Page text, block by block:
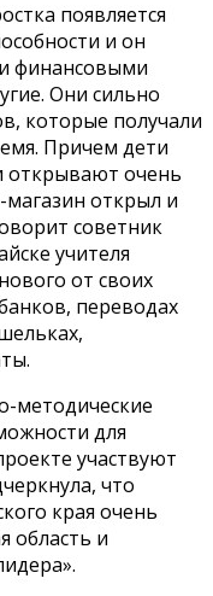
появляется
и он
финансовыми
Они сильно
которые получали
Причем дети
открывают очень
открыл и
советник
учителя
от своих
переводах
методические
для
участвуют
что
края очень
область и